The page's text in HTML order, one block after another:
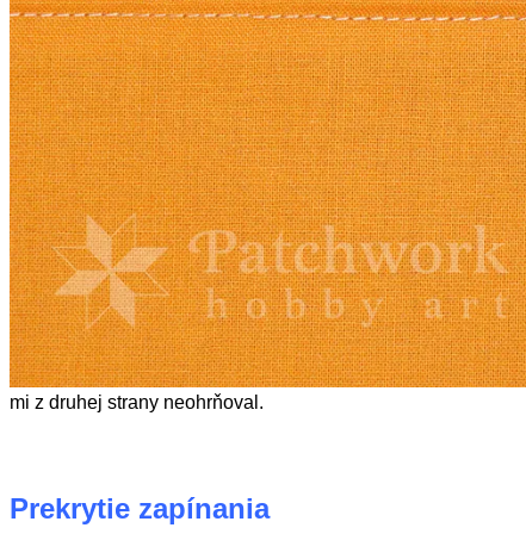
mi z druhej strany neohrňoval.
Prekrytie zapínania